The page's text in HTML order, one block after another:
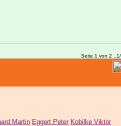
Seite 1 von 2
Martin Eggert Peter Kobilke Viktor